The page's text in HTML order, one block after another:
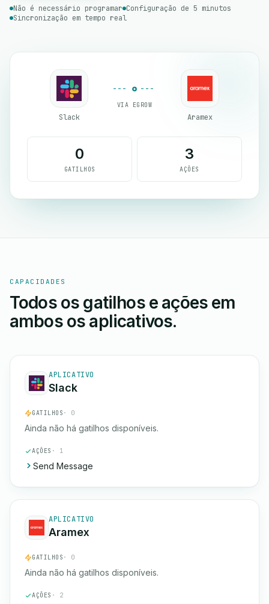
Não é necessário programar Configuração de 5 minutos
Sincronização em tempo real
Slack
VIA EGROW
Aramex
0
GATILHOS
3
AÇÕES
CAPACIDADES
Todos os gatilhos e ações em
ambos os aplicativos.
APLICATIVO
Slack
GATILHOS · 0
Ainda não há gatilhos disponíveis.
AÇÕES · 1
Send Message
APLICATIVO
Aramex
GATILHOS · 0
Ainda não há gatilhos disponíveis.
AÇÕES · 2